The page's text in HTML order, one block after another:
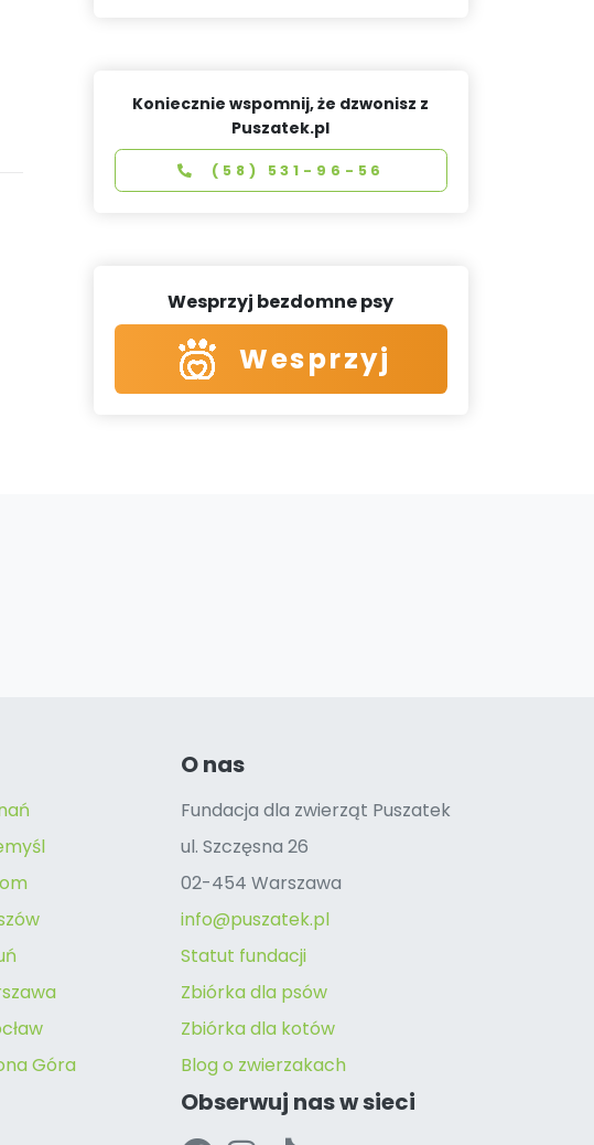
Koniecznie wspomnij, że dzwonisz z
Puszatek.pl
(58) 531-96-56
Wesprzyj bezdomne psy
Wesprzyj
Góra
O nas
Fundacja dla zwierząt Puszatek
ul. Szczęsna 26
02-454 Warszawa
info@puszatek.pl
Statut fundacji
Zbiórka dla psów
Zbiórka dla kotów
Blog o zwierzakach
Obserwuj nas w sieci